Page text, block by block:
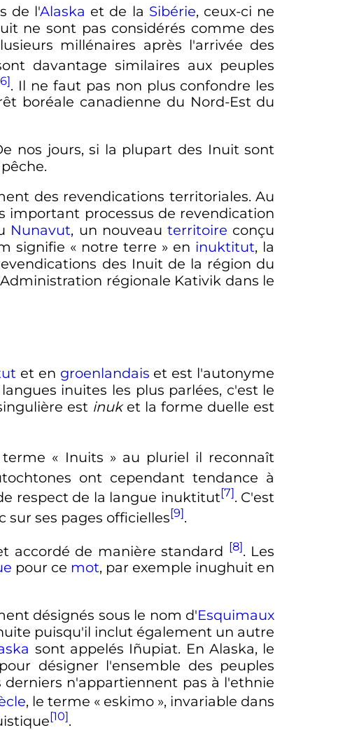
de l'Alaska et de la Sibérie, ceux-ci ne
ne sont pas considérés comme des
millénaires après l'arrivée des
davantage similaires aux peuples
. Il ne faut pas non plus confondre les
boréale canadienne du Nord-Est du
nos jours, si la plupart des Inuit sont
des revendications territoriales. Au
important processus de revendication
Nunavut, un nouveauterritoire conçu
signifie « notre terre » en inuktitut, la
des Inuit de la région du
régionale Kativik dans le
et en groenlandais et est l'autonyme
inuites les plus parlées, c'est le
est inuket la forme duelle est
« Inuits » au pluriel il reconnaît
ont cependant tendance à
respect de la langue inuktitut[7]. C'est
ses pages officielles[9].
accordé de manière standard [8]. Les
pour ce mot, par exemple inughuit en
désignés sous le nom d'Esquimaux
puisqu'il inclut également un autre
sont appelés Iñupiat. En Alaska, le
désigner l'ensemble des peuples
n'appartiennent pas à l'ethnie
, le terme « eskimo », invariable dans
[10].